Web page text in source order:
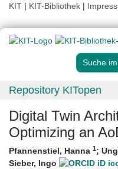
KIT | KIT-Bibliothek |
Suche
Repository KITopen
Digital Twin
Optimizing an
Pfannenstiel, Hanna 1;
Sieber, Ingo